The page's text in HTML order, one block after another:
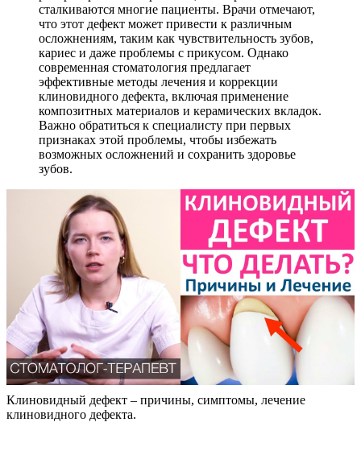
сталкиваются многие пациенты. Врачи отмечают,
что этот дефект может привести к различным
осложнениям, таким как чувствительность зубов,
кариес и даже проблемы с прикусом. Однако
современная стоматология предлагает
эффективные методы лечения и коррекции
клиновидного дефекта, включая применение
композитных материалов и керамических вкладок.
Важно обратиться к специалисту при первых
признаках этой проблемы, чтобы избежать
возможных осложнений и сохранить здоровье
зубов.
Клиновидный дефект – причины, симптомы, лечение
клиновидного дефекта.